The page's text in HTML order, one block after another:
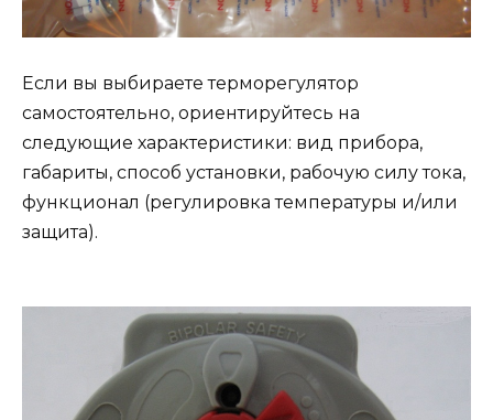
Если вы выбираете терморегулятор
самостоятельно, ориентируйтесь на
следующие характеристики: вид прибора,
габариты, способ установки, рабочую силу тока,
функционал (регулировка температуры и/или
защита).